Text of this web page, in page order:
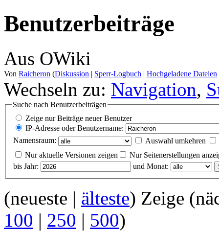
Benutzerbeiträge
Aus OWiki
Von Raicheron (Diskussion | Sperr-Logbuch | Hochgeladene Dateien
Wechseln zu: Navigation,
Suche nach Benutzerbeiträgen
Zeige nur Beiträge neuer Benutzer
IP-Adresse oder Benutzername:
Namensraum:
Auswahl umkehren
Nur aktuelle Versionen zeigen
Nur Seitenerstellungen
bis Jahr:
und Monat:
(neueste | älteste) Zeige
100 | 250 | 500)